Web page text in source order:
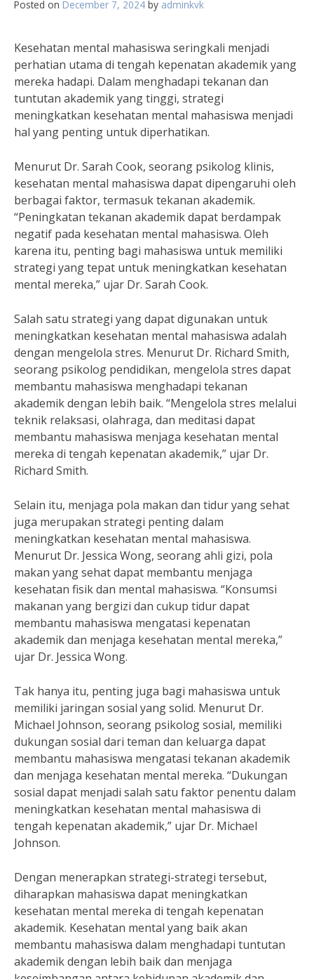
Posted on December 7, 2024 by adminkvk
Kesehatan mental mahasiswa seringkali menjadi
perhatian utama di tengah kepenatan akademik yang
mereka hadapi. Dalam menghadapi tekanan dan
tuntutan akademik yang tinggi, strategi
meningkatkan kesehatan mental mahasiswa menjadi
hal yang penting untuk diperhatikan.
Menurut Dr. Sarah Cook, seorang psikolog klinis,
kesehatan mental mahasiswa dapat dipengaruhi oleh
berbagai faktor, termasuk tekanan akademik.
“Peningkatan tekanan akademik dapat berdampak
negatif pada kesehatan mental mahasiswa. Oleh
karena itu, penting bagi mahasiswa untuk memiliki
strategi yang tepat untuk meningkatkan kesehatan
mental mereka,” ujar Dr. Sarah Cook.
Salah satu strategi yang dapat digunakan untuk
meningkatkan kesehatan mental mahasiswa adalah
dengan mengelola stres. Menurut Dr. Richard Smith,
seorang psikolog pendidikan, mengelola stres dapat
membantu mahasiswa menghadapi tekanan
akademik dengan lebih baik. “Mengelola stres melalui
teknik relaksasi, olahraga, dan meditasi dapat
membantu mahasiswa menjaga kesehatan mental
mereka di tengah kepenatan akademik,” ujar Dr.
Richard Smith.
Selain itu, menjaga pola makan dan tidur yang sehat
juga merupakan strategi penting dalam
meningkatkan kesehatan mental mahasiswa.
Menurut Dr. Jessica Wong, seorang ahli gizi, pola
makan yang sehat dapat membantu menjaga
kesehatan fisik dan mental mahasiswa. “Konsumsi
makanan yang bergizi dan cukup tidur dapat
membantu mahasiswa mengatasi kepenatan
akademik dan menjaga kesehatan mental mereka,”
ujar Dr. Jessica Wong.
Tak hanya itu, penting juga bagi mahasiswa untuk
memiliki jaringan sosial yang solid. Menurut Dr.
Michael Johnson, seorang psikolog sosial, memiliki
dukungan sosial dari teman dan keluarga dapat
membantu mahasiswa mengatasi tekanan akademik
dan menjaga kesehatan mental mereka. “Dukungan
sosial dapat menjadi salah satu faktor penentu dalam
meningkatkan kesehatan mental mahasiswa di
tengah kepenatan akademik,” ujar Dr. Michael
Johnson.
Dengan menerapkan strategi-strategi tersebut,
diharapkan mahasiswa dapat meningkatkan
kesehatan mental mereka di tengah kepenatan
akademik. Kesehatan mental yang baik akan
membantu mahasiswa dalam menghadapi tuntutan
akademik dengan lebih baik dan menjaga